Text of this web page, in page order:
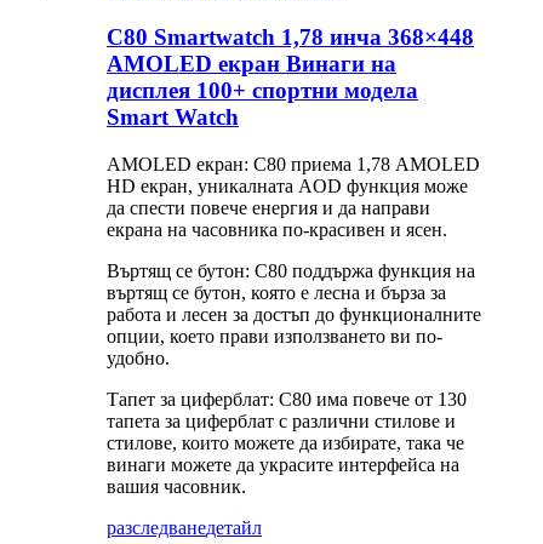
C80 Smartwatch 1,78 инча 368×448
AMOLED екран Винаги на
дисплея 100+ спортни модела
Smart Watch
AMOLED екран: C80 приема 1,78 AMOLED
HD екран, уникалната AOD функция може
да спести повече енергия и да направи
екрана на часовника по-красивен и ясен.
Въртящ се бутон: C80 поддържа функция на
въртящ се бутон, която е лесна и бърза за
работа и лесен за достъп до функционалните
опции, което прави използването ви по-
удобно.
Тапет за циферблат: C80 има повече от 130
тапета за циферблат с различни стилове и
стилове, които можете да избирате, така че
винаги можете да украсите интерфейса на
вашия часовник.
разследванедетайл